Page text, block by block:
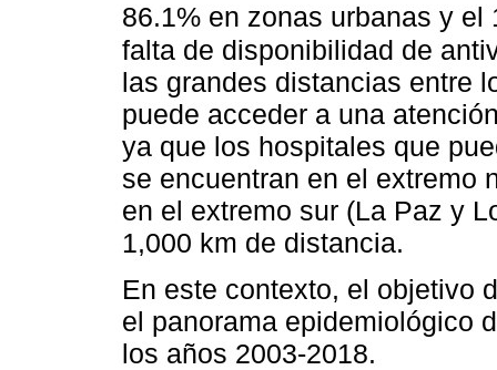
86.1% en zonas urbanas y el
falta de disponibilidad de
las grandes distancias entre
puede acceder a una
ya que los hospitales que
se encuentran en el extremo
en el extremo sur (La Paz y
1,000 km de distancia.
En este contexto, el objetivo
el panorama epidemiológico
los años 2003-2018.